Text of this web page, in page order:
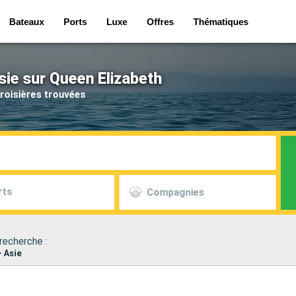
Bateaux Ports Luxe Offres Thématiques
sur Queen Elizabeth
trouvées
Compagnies
:
Asie